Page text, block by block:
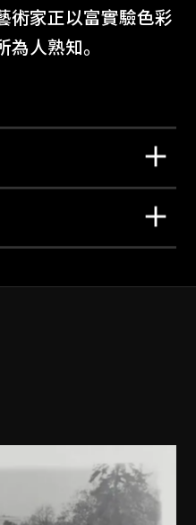
術家正以富實驗色彩
人熟知。